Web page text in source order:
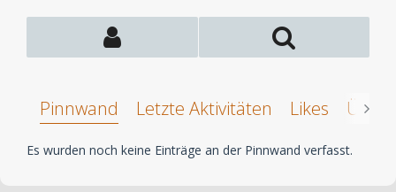
Pinnwand Letzte Aktivitäten Likes Über
Es wurden noch keine Einträge an der Pinnwand verfasst.